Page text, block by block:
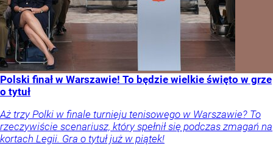
Polski finał w Warszawie! To będzie wielkie święto w grze
o tytuł
Aż trzy Polki w finale turnieju tenisowego w Warszawie? To
rzeczywiście scenariusz, który spełnił się podczas zmagań na
kortach Legii. Gra o tytuł już w piątek!